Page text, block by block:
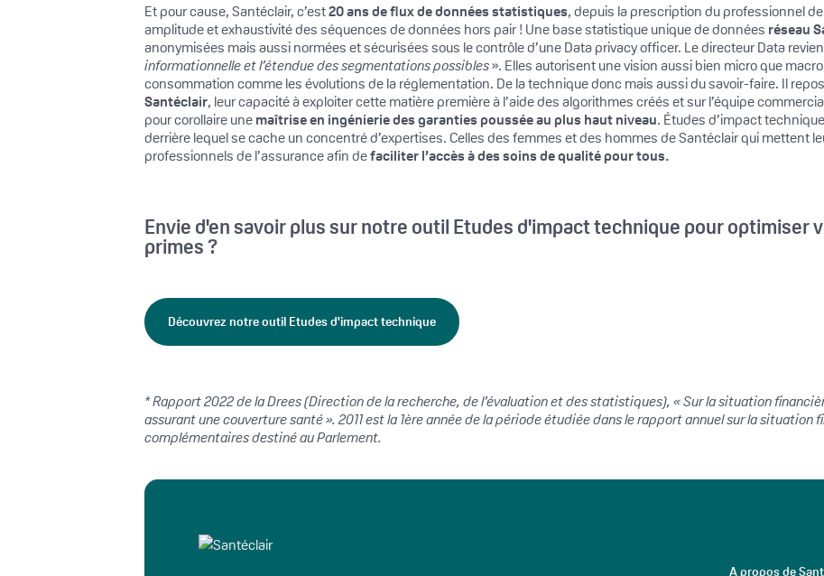
Et pour cause, Santéclair, c’est20 ans de flux de données statistiques, depuis la prescription du professionnel
amplitude et exhaustivité des séquences de données hors pair ! Une base statistique unique de données réseau
anonymisées mais aussi normées et sécurisées sous le contrôle d’une Data privacy officer. Le directeur Data
informationnelle et l’étendue des segmentations possibles». Elles autorisent une vision aussi bien micro que
consommation comme les évolutions de la réglementation. De la technique donc mais aussi du savoir-faire. Il
Santéclair, leur capacité à exploiter cette matière première à l’aide des algorithmes créés et sur l’équipe
pour corollaire unemaîtrise en ingénierie des garanties poussée au plus haut niveau. Études d’impact
derrière lequel se cache un concentré d’expertises. Celles des femmes et des hommes de Santéclair qui mettent
professionnels de l’assurance afin defaciliter l’accès à des soins de qualité pour tous.
Envie d'en savoir plus sur notre outil Etudes d'impact technique pour optimiser
primes ?
Découvrez notre outil Etudes d'impact technique
* Rapport 2022 de la Drees (Direction de la recherche, de l’évaluation et des statistiques), « Sur la situation
assurant une couverture santé ». 2011 est la 1ère année de la période étudiée dans le rapport annuel sur la situation
complémentaires destiné au Parlement.
A propos de